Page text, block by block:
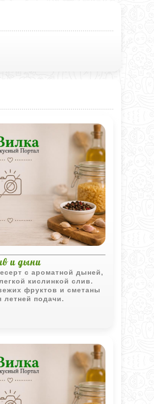
и дыни
с ароматной дыней,
кислинкой слив.
фруктов и сметаны
подачи.